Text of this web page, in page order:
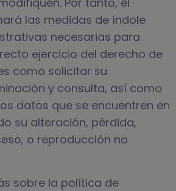
las medidas de índole
necesarias para
ejercicio del derecho de
como solicitar su
y consulta, así como
datos que se encuentren en
su alteración, pérdida,
o reproducción no
sobre la política de